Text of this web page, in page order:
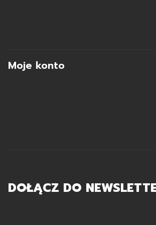
Moje konto
DOŁĄCZ DO